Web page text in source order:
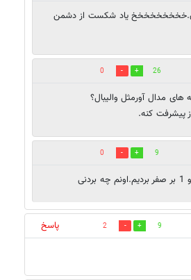
یاد شکست از دشمن
26
0
های مدال آورمثل والیبال؟
پیشرفت کنه.
9
0
9
2
پاسخ